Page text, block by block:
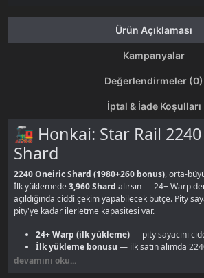
Ürün Açıklaması
Kampanyalar
Değerlendirmeler (0)
İptal & İade Koşulları
🚂 Honkai: Star Rail
Shard
2240 Oneiric Shard (1980+260 bonus), orta-
İlk yüklemede3,960 Shard alırsın — 24+ Warp
açıldığında ciddi çekim yapabilecek bütçe. Pity
pity'ye kadar ilerletme kapasitesi var.
24+ Warp (ilk yükleme)— pity sayacını
İlk yükleme bonusu — ilk satın alımda
alırsın
devamını oku...